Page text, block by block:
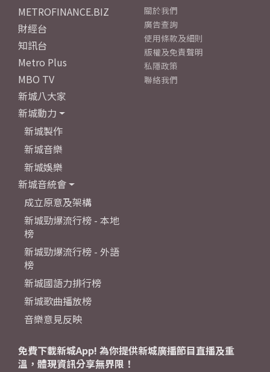
METROFINANCE.BIZ
財經台
知訊台
Metro Plus
MBO TV
新城八大家
新城動力
新城製作
新城音樂
新城娛樂
新城音統會
成立原意及架構
新城勁爆流行榜 - 本地
榜
新城勁爆流行榜 - 外語
榜
新城國語力排行榜
新城歌曲播放榜
音樂意見反映
關於我們
廣告查詢
使用條款及細則
版權及免責聲明
私隱政策
聯絡我們
免費下載新城App! 為你提供新城廣播節目直播及重
溫，體現資訊分享無界限！